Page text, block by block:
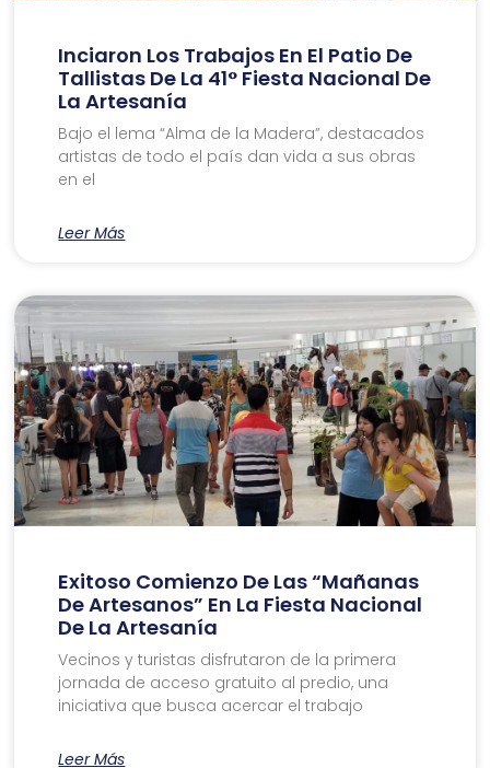
Inciaron Los Trabajos En El Patio De
Tallistas De La 41° Fiesta Nacional De
La Artesanía
Bajo el lema “Alma de la Madera”, destacados
artistas de todo el país dan vida a sus obras
en el
Leer Más
Exitoso Comienzo De Las “Mañanas
De Artesanos” En La Fiesta Nacional
De La Artesanía
Vecinos y turistas disfrutaron de la primera
jornada de acceso gratuito al predio, una
iniciativa que busca acercar el trabajo
Leer Más